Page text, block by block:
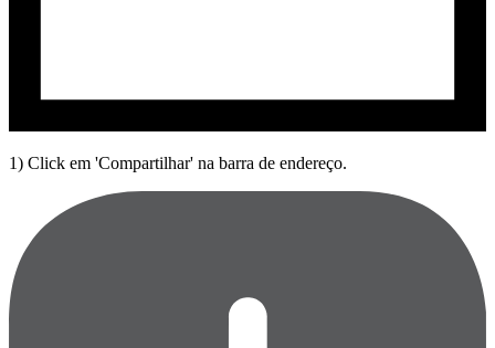
1) Click em 'Compartilhar' na barra de endereço.